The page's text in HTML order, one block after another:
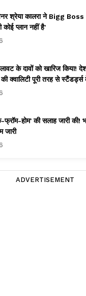
श्रेया कालरा ने Bigg Boss
प्लान नहीं है'
के दावों को खारिज किया!
क्वालिटी पूरी तरह से
होम' की सलाह जारी की!
जारी
ADVERTISEMENT